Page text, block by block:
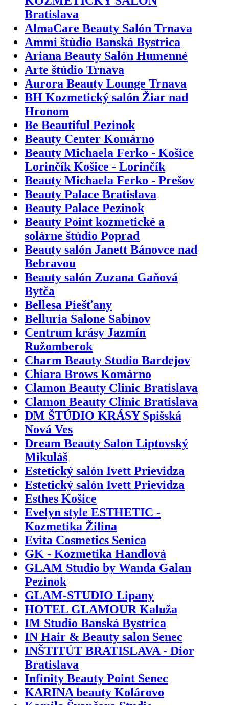
Bratislava
AlmaCare Beauty Salón Trnava
Ammi štúdio Banská Bystrica
Ariana Beauty Salón Humenné
Arte štúdio Trnava
Aurora Beauty Lounge Trnava
BH Kozmetický salón Žiar nad
Hronom
Be Beautiful Pezinok
Beauty Center Komárno
Beauty Michaela Ferko - Košice
Lorinčík Košice - Lorinčík
Beauty Michaela Ferko - Prešov
Beauty Palace Bratislava
Beauty Palace Pezinok
Beauty Point kozmetické a
solárne štúdio Poprad
Beauty salón Janett Bánovce nad
Bebravou
Beauty salón Zuzana Gaňová
Bytča
Bellesa Piešťany
Belluria Salone Sabinov
Centrum krásy Jazmín
Ružomberok
Charm Beauty Studio Bardejov
Chiara Brows Komárno
Clamon Beauty Clinic Bratislava
Clamon Beauty Clinic Bratislava
DM ŠTÚDIO KRÁSY Spišská
Nová Ves
Dream Beauty Salon Liptovský
Mikuláš
Estetický salón Ivett Prievidza
Estetický salón Ivett Prievidza
Esthes Košice
Evelyn style ESTHETIC -
Kozmetika Žilina
Evita Cosmetics Senica
GK - Kozmetika Handlová
GLAM Studio by Wanda Galan
Pezinok
GLAM-STUDIO Lipany
HOTEL GLAMOUR Kaluža
IM Studio Banská Bystrica
IN Hair & Beauty salon Senec
INŠTITÚT BRATISLAVA - Dior
Bratislava
Infinity Beauty Point Senec
KARINA beauty Kolárovo